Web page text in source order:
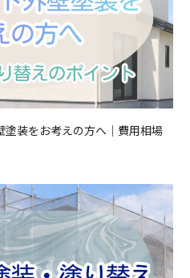
装をお考えの方へ｜費用相場